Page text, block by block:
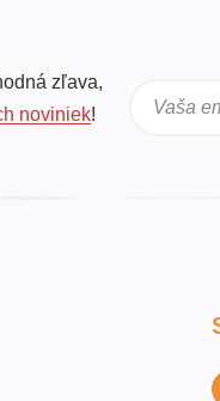
zľava,
noviniek! Vaša